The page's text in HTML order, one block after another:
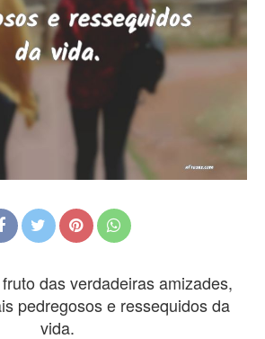
das verdadeiras amizades,
pedregosos e ressequidos da
vida.